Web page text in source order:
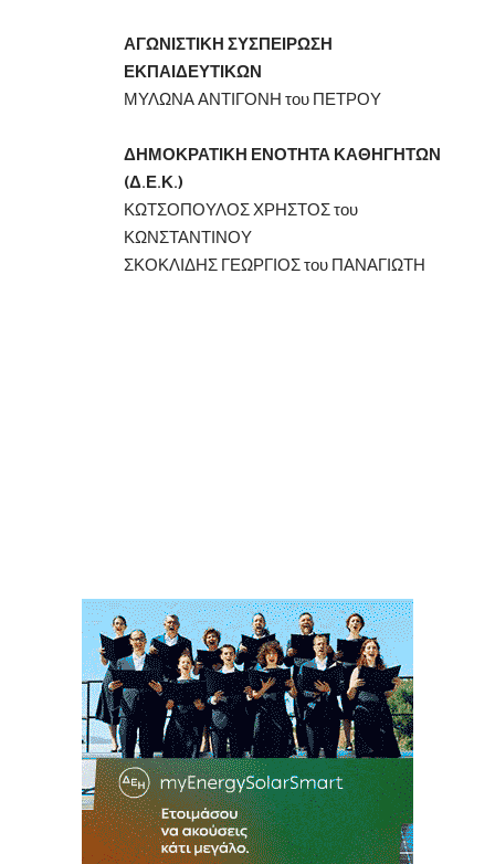
ΑΓΩΝΙΣΤΙΚΗ ΣΥΣΠΕΙΡΩΣΗ
ΕΚΠΑΙΔΕΥΤΙΚΩΝ
ΜΥΛΩΝΑ ΑΝΤΙΓΟΝΗ του ΠΕΤΡΟΥ
ΔΗΜΟΚΡΑΤΙΚΗ ΕΝΟΤΗΤΑ ΚΑΘΗΓΗΤΩΝ
(Δ.Ε.Κ.)
ΚΩΤΣΟΠΟΥΛΟΣ ΧΡΗΣΤΟΣ του
ΚΩΝΣΤΑΝΤΙΝΟΥ
ΣΚΟΚΛΙΔΗΣ ΓΕΩΡΓΙΟΣ του ΠΑΝΑΓΙΩΤΗ